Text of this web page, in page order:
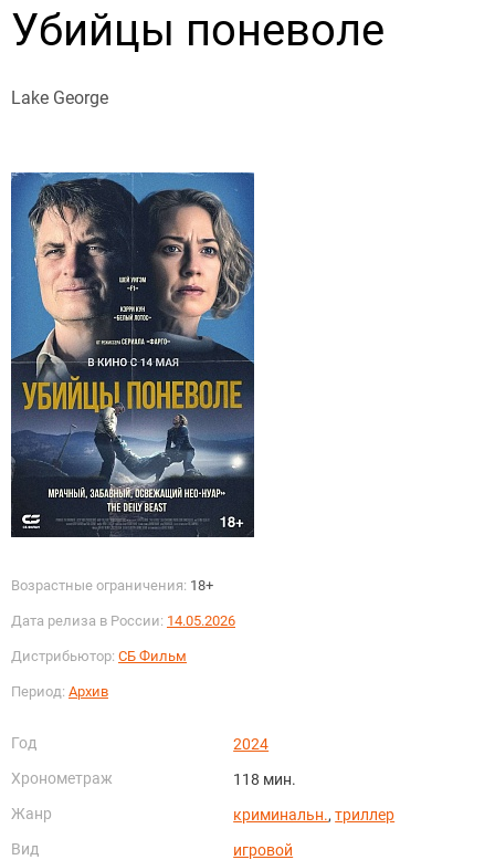
Убийцы поневоле
Lake George
Возрастные ограничения: 18+
Дата релиза в России: 14.05.2026
Дистрибьютор: СБ Фильм
Период: Архив
Год
2024
Хронометраж
118 мин.
Жанр
криминальн.,триллер
Вид
игровой